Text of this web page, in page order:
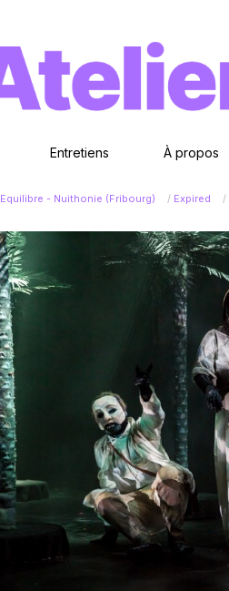
Entretiens À propos
Equilibre - Nuithonie (Fribourg) / Expired /